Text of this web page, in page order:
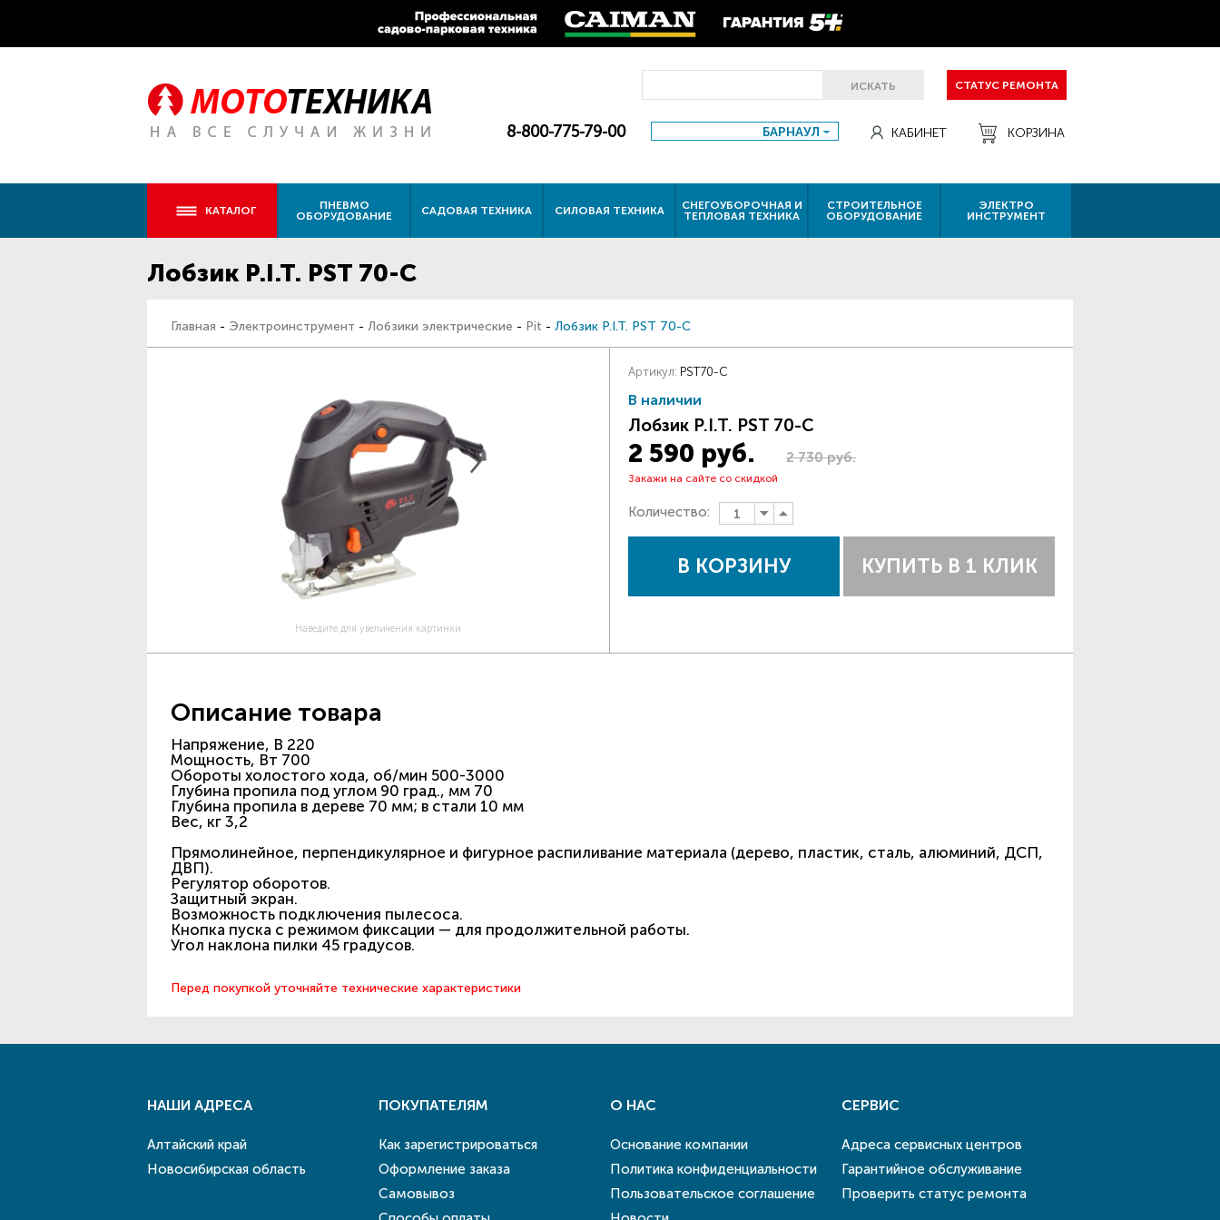
ИСКАТЬ СТАТУС РЕМОНТА
8-800-775-79-00 БАРНАУЛ КАБИНЕТ КОРЗИНА
КАТАЛОГ
ПНЕВМО
ОБОРУДОВАНИЕ
САДОВАЯ ТЕХНИКА СИЛОВАЯ ТЕХНИКА
СНЕГОУБОРОЧНАЯ И
ТЕПЛОВАЯ ТЕХНИКА
СТРОИТЕЛЬНОЕ
ОБОРУДОВАНИЕ
ЭЛЕКТРО
ИНСТРУМЕНТ
Лобзик P.I.T. PST 70-C
Главная - Электроинструмент - Лобзики электрические - Pit - Лобзик P.I.T. PST 70-C
Наведите для увеличения картинки
Артикул: PST70-C
В наличии
Лобзик P.I.T. PST 70-C
2 590 руб. 2 730 руб.
Закажи на сайте со скидкой
Количество:
В КОРЗИНУ КУПИТЬ В 1 КЛИК
Описание товара
Напряжение, В 220
Мощность, Вт 700
Обороты холостого хода, об/мин 500-3000
Глубина пропила под углом 90 град., мм 70
Глубина пропила в дереве 70 мм; в стали 10 мм
Вес, кг 3,2
Прямолинейное, перпендикулярное и фигурное распиливание материала (дерево, пластик, сталь, алюминий, ДСП,
ДВП).
Регулятор оборотов.
Защитный экран.
Возможность подключения пылесоса.
Кнопка пуска с режимом фиксации — для продолжительной работы.
Угол наклона пилки 45 градусов.
Перед покупкой уточняйте технические характеристики
НАШИ АДРЕСА
Алтайский край
Новосибирская область
ПОКУПАТЕЛЯМ
Как зарегистрироваться
Оформление заказа
Самовывоз
О НАС
Основание компании
Политика конфиденциальности
Пользовательское соглашение
СЕРВИС
Адреса сервисных центров
Гарантийное обслуживание
Проверить статус ремонта